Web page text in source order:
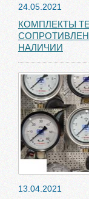
24.05.2021
КОМПЛЕКТЫ
НАЛИЧИИ
13.04.2021